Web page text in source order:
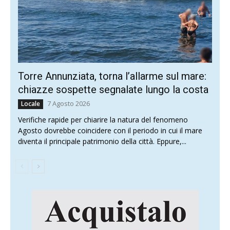
Torre Annunziata, torna l’allarme sul mare:
chiazze sospette segnalate lungo la costa
Locale 7 Agosto 2026
Verifiche rapide per chiarire la natura del fenomeno
Agosto dovrebbe coincidere con il periodo in cui il mare
diventa il principale patrimonio della città. Eppure,...